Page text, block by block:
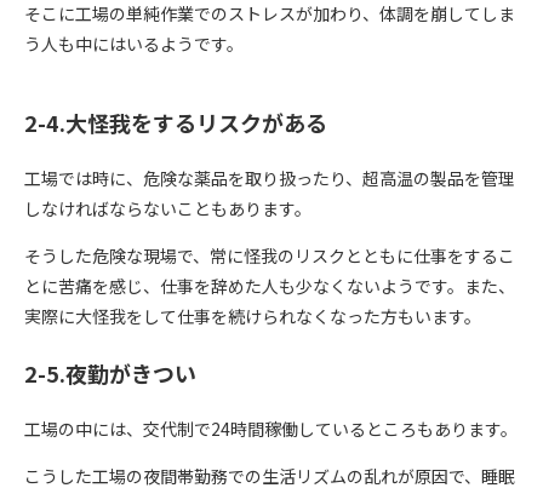
そこに工場の単純作業でのストレスが加わり、体調を崩してしま
う人も中にはいるようです。
2-4.大怪我をするリスクがある
工場では時に、危険な薬品を取り扱ったり、超高温の製品を管理
しなければならないこともあります。
そうした危険な現場で、常に怪我のリスクとともに仕事をするこ
とに苦痛を感じ、仕事を辞めた人も少なくないようです。また、
実際に大怪我をして仕事を続けられなくなった方もいます。
2-5.夜勤がきつい
工場の中には、交代制で24時間稼働しているところもあります。
こうした工場の夜間帯勤務での生活リズムの乱れが原因で、睡眠